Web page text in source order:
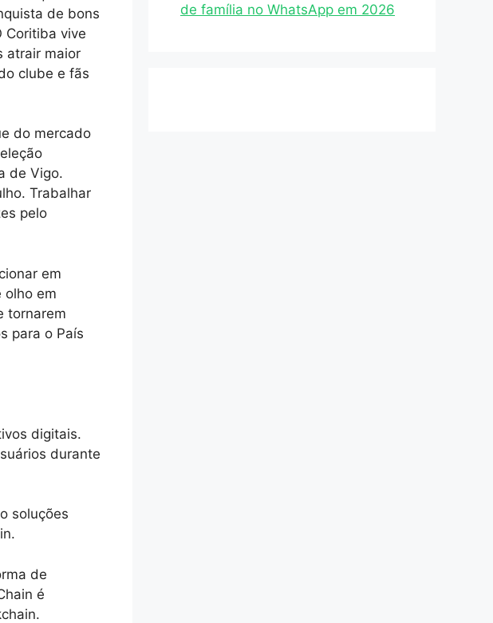
de bons
Coritiba vive
atrair maior
clube e fãs
do mercado
de Vigo.
Trabalhar
pelo
em
olho em
tornarem
para o País
digitais.
durante
soluções
de
é
de família no WhatsApp em 2026